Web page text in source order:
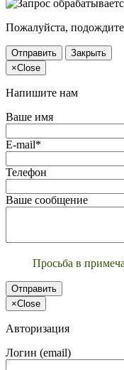
Пожалуйста,
Отправить
Закрыть
×Close
Напишите нам
Ваше имя
E-mail*
Телефон
Ваше сообщение
Просьба в
Отправить
×Close
Авторизация
Логин (email)